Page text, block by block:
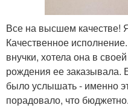
Все на высшем качестве!
Качественное
внучки, хотела она в
рождения ее заказывала.
было услышать - именно
порадовало, что бюджетно.